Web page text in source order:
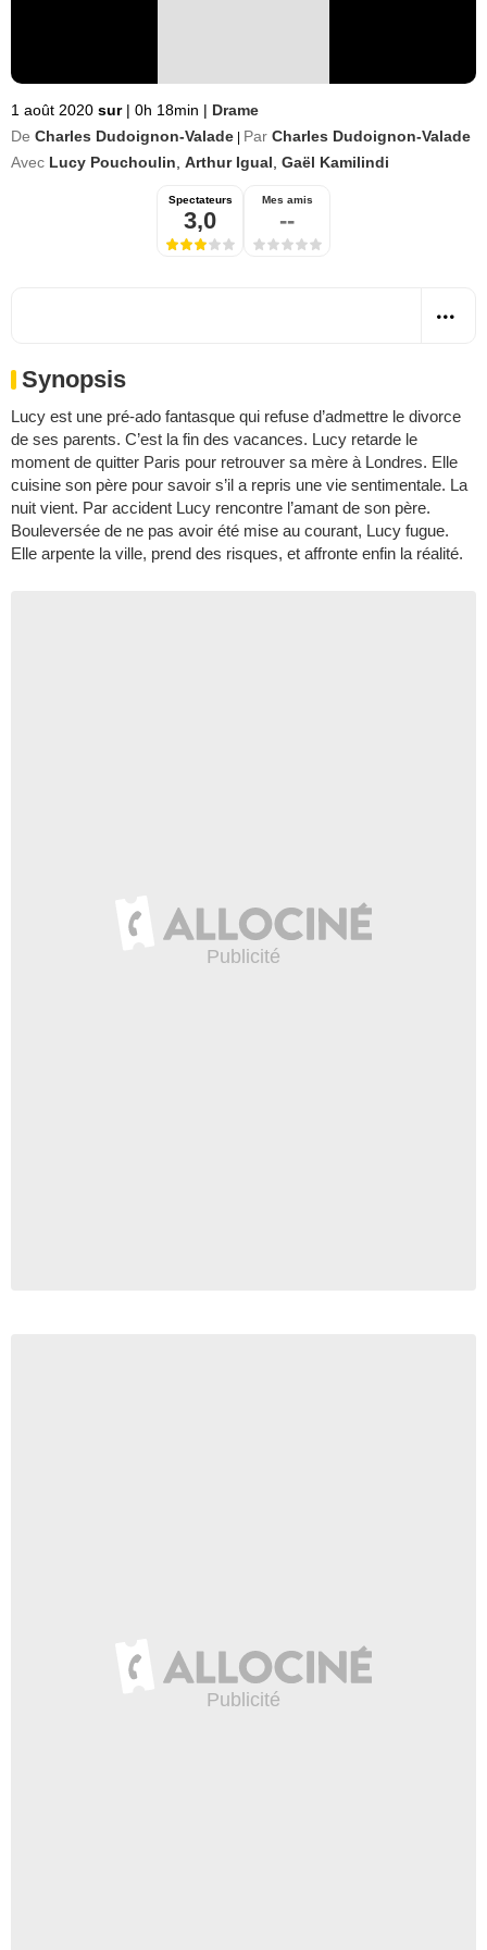
1 août 2020 sur | 0h 18min | Drame
De Charles Dudoignon-Valade Par Charles Dudoignon-Valade
Avec Lucy Pouchoulin Arthur Igual Gaël Kamilindi
Spectateurs
3,0
Mes amis
--
Synopsis
Lucy est une pré-ado fantasque qui refuse d’admettre le divorce
de ses parents. C’est la fin des vacances. Lucy retarde le
moment de quitter Paris pour retrouver sa mère à Londres. Elle
cuisine son père pour savoir s’il a repris une vie sentimentale. La
nuit vient. Par accident Lucy rencontre l’amant de son père.
Bouleversée de ne pas avoir été mise au courant, Lucy fugue.
Elle arpente la ville, prend des risques, et affronte enfin la réalité.